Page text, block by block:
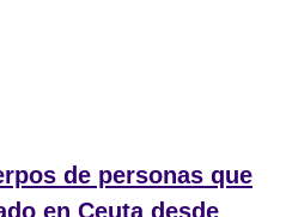
de personas que
en Ceuta desde